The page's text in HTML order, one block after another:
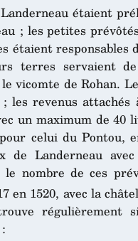
étaient
; les petites
étaient
terres servaient
vicomte de Rohan.
les revenus attachés
un maximum de
celui du Pontou,
de Landerneau
nombre de ces
en 1520, avec la
régulièrement